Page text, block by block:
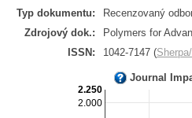
Typ dokumentu:
Recenzovaný
Zdrojový dok.:
Polymers for
ISSN:
1042-7147 (
Journal
2.000
2.250